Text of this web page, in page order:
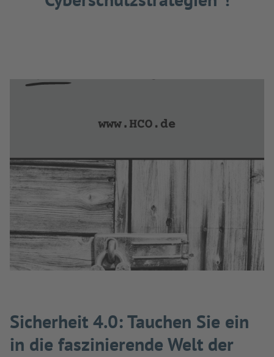
Sicherheit 4.0: Tauchen Sie ein
in die faszinierende Welt der